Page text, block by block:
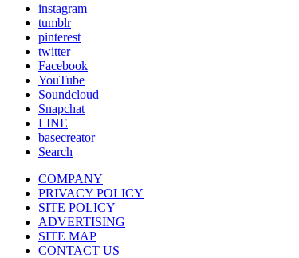
instagram
tumblr
pinterest
twitter
Facebook
YouTube
Soundcloud
Snapchat
LINE
basecreator
Search
COMPANY
PRIVACY POLICY
SITE POLICY
ADVERTISING
SITE MAP
CONTACT US